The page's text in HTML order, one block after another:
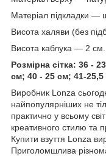
Матеріал підкладки —
Висота халяви (без
Висота каблука — 2 см.
Розмірна сітка: 36 -
см; 40 - 25 см; 41-25,5
Виробник Lonza
найпопулярніших не
практично у всьому
креативного стилю та
Купити взуття Lonza
Приголомшлива